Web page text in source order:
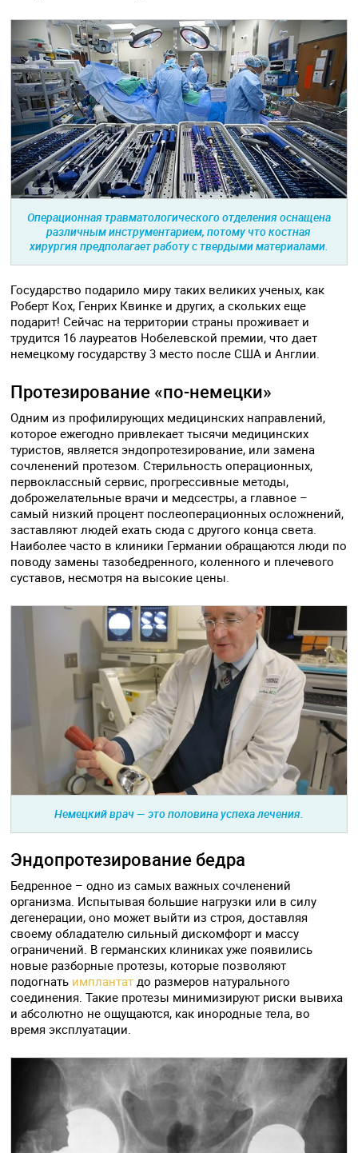
Операционная травматологического отделения оснащена
различным инструментарием, потому что костная
хирургия предполагает работу с твердыми материалами.
Государство подарило миру таких великих ученых, как
Роберт Кох, Генрих Квинке и других, а скольких еще
подарит! Сейчас на территории страны проживает и
трудится 16 лауреатов Нобелевской премии, что дает
немецкому государству 3 место после США и Англии.
Протезирование «по-немецки»
Одним из профилирующих медицинских направлений,
которое ежегодно привлекает тысячи медицинских
туристов, является эндопротезирование, или замена
сочленений протезом. Стерильность операционных,
первоклассный сервис, прогрессивные методы,
доброжелательные врачи и медсестры, а главное –
самый низкий процент послеоперационных осложнений,
заставляют людей ехать сюда с другого конца света.
Наиболее часто в клиники Германии обращаются люди по
поводу замены тазобедренного, коленного и плечевого
суставов, несмотря на высокие цены.
Немецкий врач — это половина успеха лечения.
Эндопротезирование бедра
Бедренное – одно из самых важных сочленений
организма. Испытывая большие нагрузки или в силу
дегенерации, оно может выйти из строя, доставляя
своему обладателю сильный дискомфорт и массу
ограничений. В германских клиниках уже появились
новые разборные протезы, которые позволяют
подогнать имплантат до размеров натурального
соединения. Такие протезы минимизируют риски вывиха
и абсолютно не ощущаются, как инородные тела, во
время эксплуатации.